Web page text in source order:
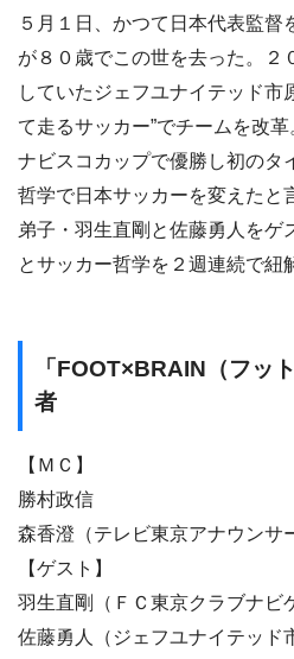
５月１日、かつて日本代表監督
が８０歳でこの世を去った。２
していたジェフユナイテッド市
て走るサッカー”でチームを改
ナビスコカップで優勝し初のタ
哲学で日本サッカーを変えたと
弟子・羽生直剛と佐藤勇人をゲ
とサッカー哲学を２週連続で紐
「FOOT×BRAIN（フッ
者
【ＭＣ】
勝村政信
森香澄（テレビ東京アナウンサ
【ゲスト】
羽生直剛（ＦＣ東京クラブナビ
佐藤勇人（ジェフユナイテッド